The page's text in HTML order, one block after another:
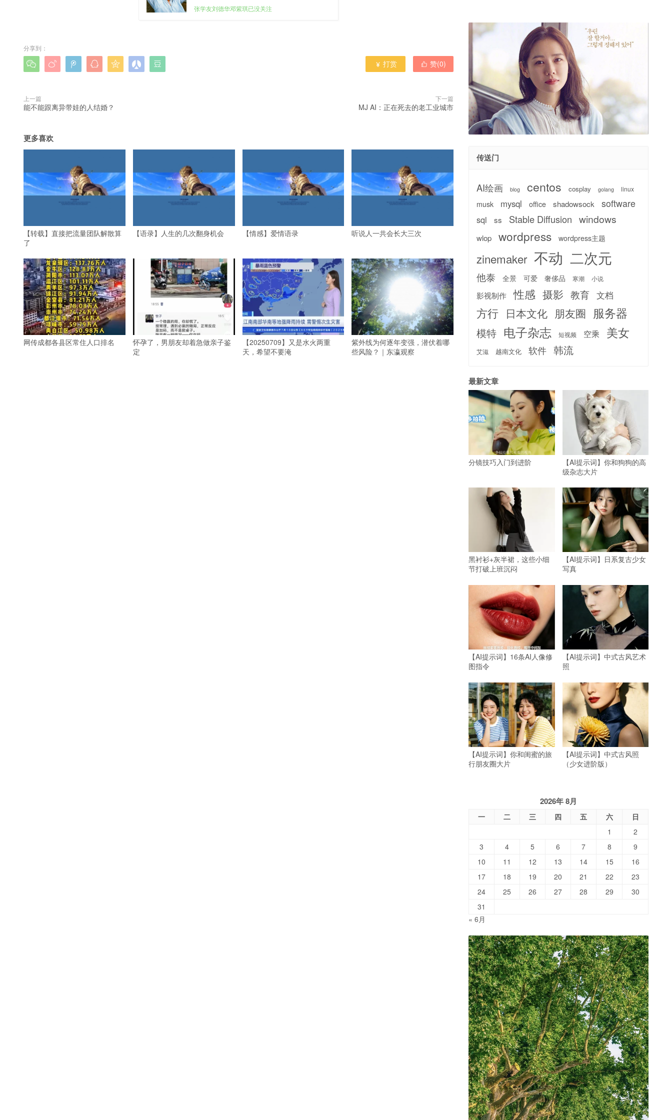
张学友刘德华邓紫琪已没关注
分享到：
        赞(0)
 打赏
上一篇
能不能跟离异带娃的人结婚？
下一篇
MJ AI：正在死去的老工业城市
更多喜欢
【转载】直接把流量团队解散算
了
【语录】人生的几次翻身机会 【情感】爱情语录 听说人一共会长大三次
网传成都各县区常住人口排名
怀孕了，男朋友却着急做亲子鉴
定
【20250709】又是水火两重
天，希望不要淹
紫外线为何逐年变强，潜伏着哪
些风险？｜东瀛观察
传送门
AI绘画 blog centos cosplay golang linux
musk mysql office shadowsock software
sql ss Stable Diffusion windows
wlop wordpress wordpress主题
zinemaker 不动 二次元
他泰 全景 可爱 奢侈品 寒潮 小说
影视制作 性感 摄影 教育 文档
方行 日本文化 朋友圈 服务器
模特 电子杂志 短视频 空乘 美女
艾滋 越南文化 软件 韩流
最新文章
分镜技巧入门到进阶
【AI提示词】你和狗狗的高
级杂志大片
黑衬衫+灰半裙，这些小细
节打破上班沉闷
【AI提示词】日系复古少女
写真
【AI提示词】16条AI人像修
图指令
【AI提示词】中式古风艺术
照
【AI提示词】你和闺蜜的旅
行朋友圈大片
【AI提示词】中式古风照
（少女进阶版）
2026年 8月
一 二 三 四 五 六
日
1
2
3
4 5 6 7 8
9
10
11 12 13 14 15
16
17
18 19 20 21 22
23
24
25 26 27 28 29
30
31
« 6月